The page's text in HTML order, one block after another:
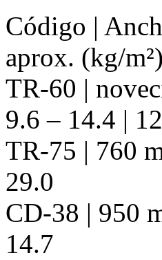
Código |
aprox. (kg/
TR-60 |
9.6 – 14.4 |
TR-75 | 760
29.0
CD-38 | 950
14.7